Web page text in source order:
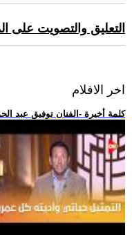
التعليق والتصويت على
اخر الافلام
.. كلمة أخيرة -الفنان توفيق عبد